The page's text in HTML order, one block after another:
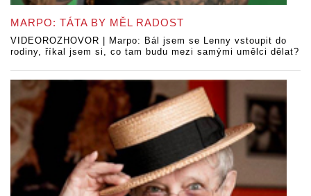
MARPO: TÁTA BY MĚL RADOST
VIDEOROZHOVOR | Marpo: Bál jsem se Lenny vstoupit do
rodiny, říkal jsem si, co tam budu mezi samými umělci dělat?